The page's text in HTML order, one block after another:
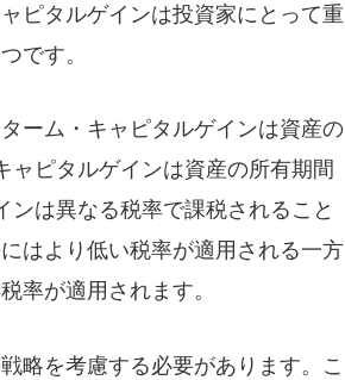
ピタルゲインは投資家にとって重
です。
ーム・キャピタルゲインは資産の
ャピタルゲインは資産の所有期間
は異なる税率で課税されること
はより低い税率が適用される一方
率が適用されます。
略を考慮する必要があります。こ